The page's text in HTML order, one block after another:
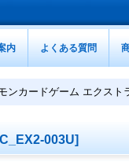
内 よくある質問
ンカードゲーム エクスト
003U]